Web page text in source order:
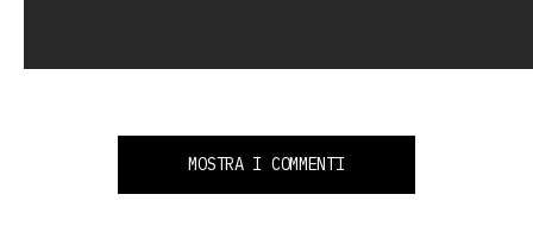
MOSTRA I COMMENTI